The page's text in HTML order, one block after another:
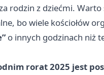
rodzin z dziećmi. Warto
bo wiele kościołów
o innych godzinach niż
rorat 2025 jest